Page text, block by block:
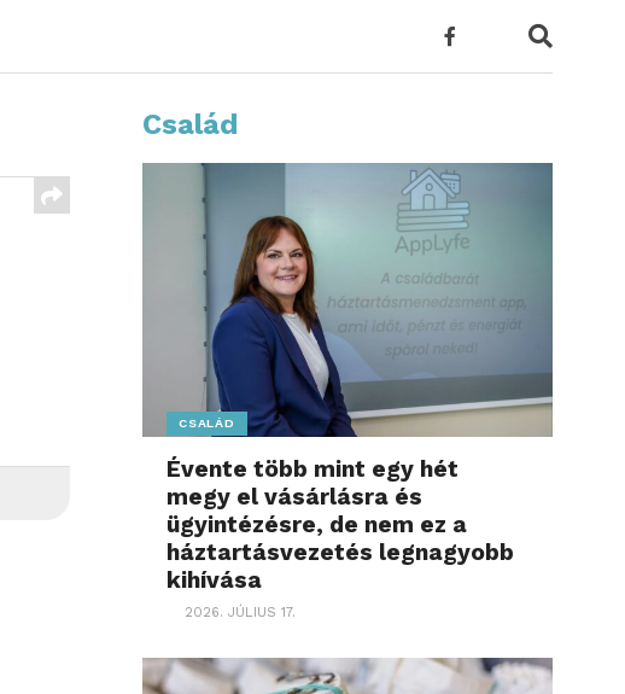
Család
CSALÁD
Évente több mint egy hét
megy el vásárlásra és
ügyintézésre, de nem ez a
háztartásvezetés legnagyobb
kihívása
2026. JÚLIUS 17.